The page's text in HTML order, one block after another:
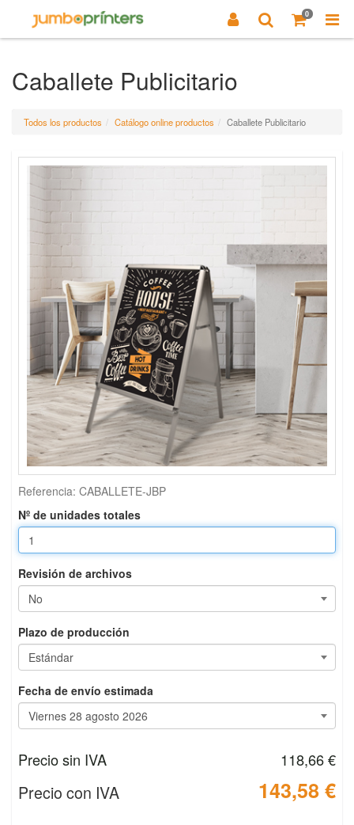
0
Caballete Publicitario
Todos los productos Catálogo online productos Caballete Publicitario
Referencia: CABALLETE-JBP
Nº de unidades totales
Revisión de archivos
Plazo de producción
Fecha de envío estimada
Precio sin IVA 118,66 €
Precio con IVA 143,58 €